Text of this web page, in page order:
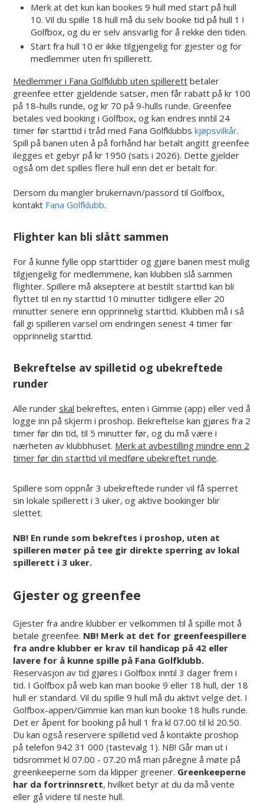
Merk at det kun kan bookes 9 hull med start på hull
10. Vil du spille 18 hull må du selv booke tid på hull 1 i
Golfbox, og du er selv ansvarlig for å rekke den tiden.
Start fra hull 10 er ikke tilgjengelig for gjester og for
medlemmer uten fri spillerett.
Medlemmer i Fana Golfklubb uten spillerett betaler
greenfee etter gjeldende satser, men får rabatt på kr 100
på 18-hulls runde, og kr 70 på 9-hulls runde. Greenfee
betales ved booking i Golfbox, og kan endres inntil 24
timer før starttid i tråd med Fana Golfklubbskjøpsvilkår.
Spill på banen uten å på forhånd har betalt angitt greenfee
ilegges et gebyr på kr 1950 (sats i 2026). Dette gjelder
også om det spilles flere hull enn det er betalt for.
Dersom du mangler brukernavn/passord til Golfbox,
kontakt Fana Golfklubb.
Flighter kan bli slått sammen
For å kunne fylle opp starttider og gjøre banen mest mulig
tilgjengelig for medlemmene, kan klubben slå sammen
flighter. Spillere må akseptere at bestilt starttid kan bli
flyttet til en ny starttid 10 minutter tidligere eller 20
minutter senere enn opprinnelig starttid. Klubben må i så
fall gi spilleren varsel om endringen senest 4 timer før
opprinnelig starttid.
Bekreftelse av spilletid og ubekreftede
runder
Alle runderskal bekreftes, enten i Gimmie (app) eller ved å
logge inn på skjerm i proshop. Bekreftelse kan gjøres fra 2
timer før din tid, til 5 minutter før, og du må være i
nærheten av klubbhuset. Merk at avbestilling mindre enn 2
timer før din starttid vil medføre ubekreftet runde.
Spillere som oppnår 3 ubekreftede runder vil få sperret
sin lokale spillerett i 3 uker, og aktive bookinger blir
slettet.
NB! En runde som bekreftes i proshop, uten at
spilleren møter på tee gir direkte sperring av lokal
spillerett i 3 uker.
Gjester og greenfee
Gjester fra andre klubber er velkommen til å spille mot å
betale greenfee. NB! Merk at det for greenfeespillere
fra andre klubber er krav til handicap på 42 eller
lavere for å kunne spille på Fana Golfklubb.
Reservasjon av tid gjøres i Golfbox inntil 3 dager frem i
tid. I Golfbox på web kan man booke 9 eller 18 hull, der 18
hull er standard. Vil du spille 9 hull må du aktivt velge det. I
Golfbox-appen/Gimmie kan man kun booke 18 hulls runde.
Det er åpent for booking på hull 1 fra kl 07.00 til kl 20.50.
Du kan også reservere spilletid ved å kontakte proshop
på telefon 942 31 000 (tastevalg 1). NB! Går man ut i
tidsrommet kl 07.00 - 07.20 må man påregne å møte på
greenkeeperne som da klipper greener. Greenkeeperne
har da fortrinnsrett, hvilket betyr at du da må vente
eller gå videre til neste hull.